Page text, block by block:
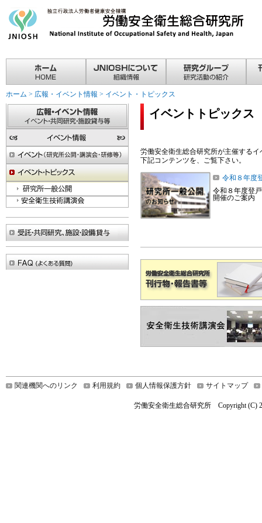
ホーム > 広報・イベント情報 > イベント・トピックス
イベントトピックス
労働安全衛生総合研究所が主催する
下記コンテンツを、ご覧下さい。
令和８年度
令和８年度登
開催のご案内
関連機関へのリンク 利用規約 個人情報保護方針 サイトマップ
労働安全衛生総合研究所 Copyright (C)